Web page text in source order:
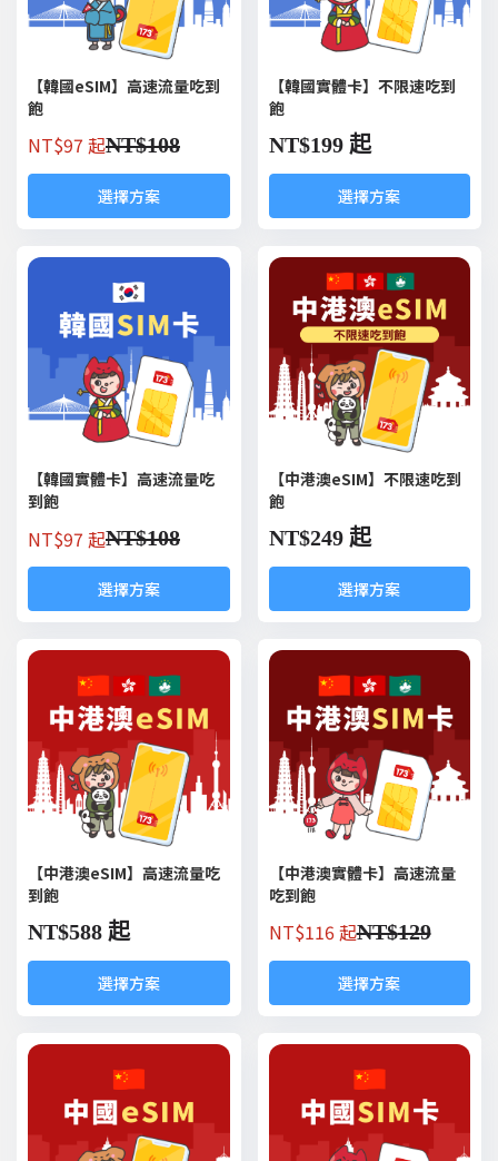
【韓國eSIM】高速流量吃到
飽
NT$97 起NT$108
選擇方案
【韓國實體卡】不限速吃到
飽
NT$199 起
選擇方案
【韓國實體卡】高速流量吃
到飽
NT$97 起NT$108
選擇方案
【中港澳eSIM】不限速吃到
飽
NT$249 起
選擇方案
【中港澳eSIM】高速流量吃
到飽
NT$588 起
選擇方案
【中港澳實體卡】高速流量
吃到飽
NT$116 起NT$129
選擇方案